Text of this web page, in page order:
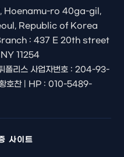
Hoenamu-ro 40ga-gil,
Republic of Korea
: 437 E 20th street
11254
폴리스 사업자번호 : 204-93-
호찬 | HP : 010-5489-
사이트